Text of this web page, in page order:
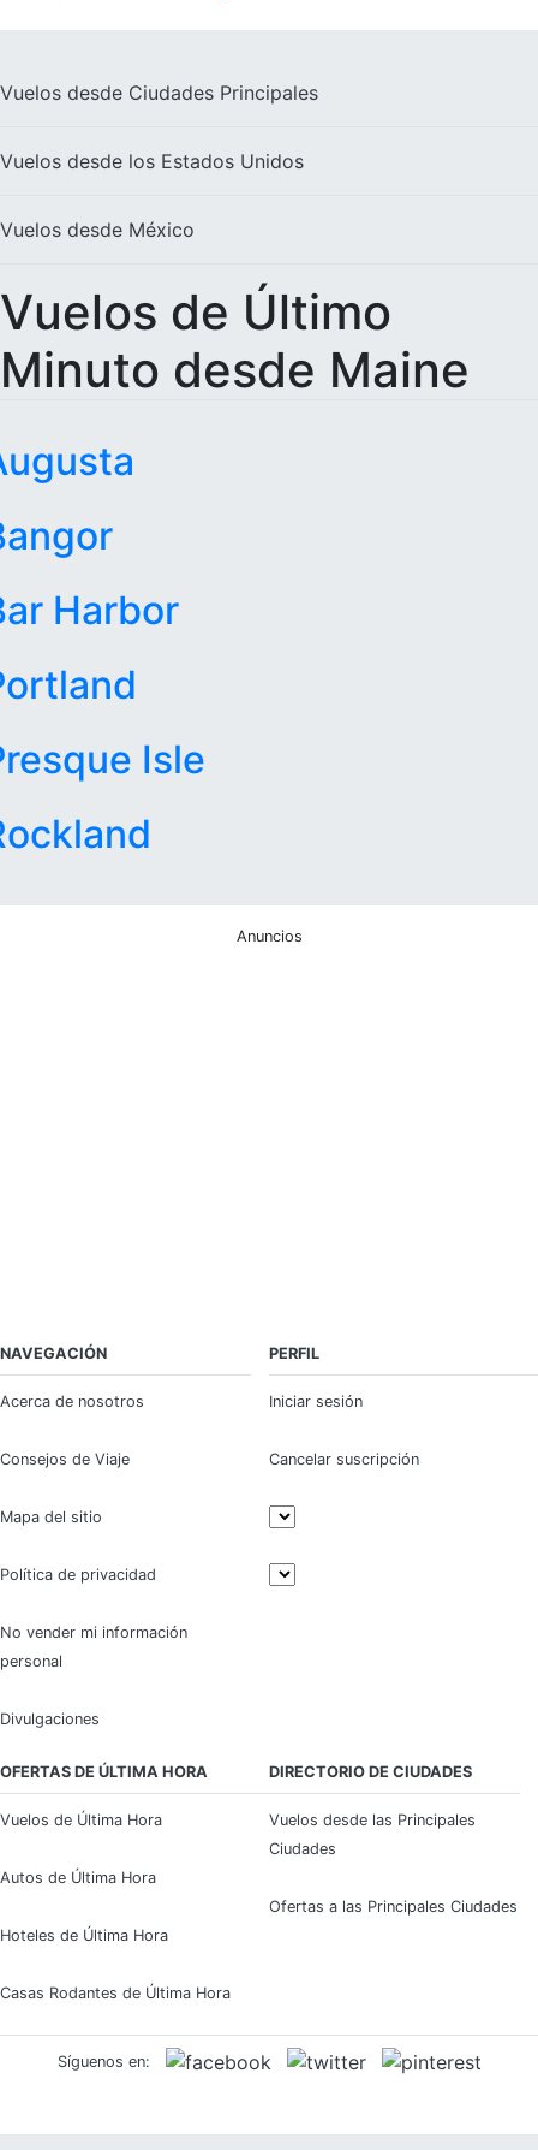
Vuelos desde Ciudades Principales
Vuelos desde los Estados Unidos
Vuelos desde México
Vuelos de Último
Minuto desde Maine
Harbor
Isle
Anuncios
NAVEGACIÓN
Acerca de nosotros
Consejos de Viaje
Mapa del sitio
Política de privacidad
No vender mi información
personal
Divulgaciones
PERFIL
Iniciar sesión
Cancelar suscripción
OFERTAS DE ÚLTIMA HORA
Vuelos de Última Hora
Autos de Última Hora
Hoteles de Última Hora
Casas Rodantes de Última Hora
DIRECTORIO DE CIUDADES
Vuelos desde las Principales
Ciudades
Ofertas a las Principales Ciudades
Síguenos en: